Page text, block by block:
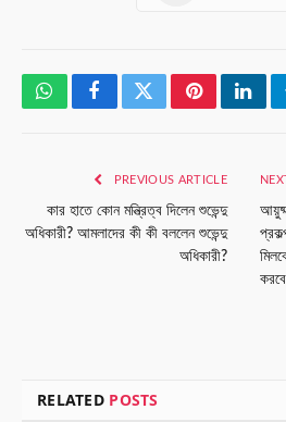
WhatsAppFacebookTwitterPinterest
PREVIOUS ARTICLE
কার হাতে কোন মন্ত্রিত্ব দিলেন শুভেন্দু
অধিকারী? আমলাদের কী কী বললেন শুভেন্দু
অধিকারী?
RELATED POSTS